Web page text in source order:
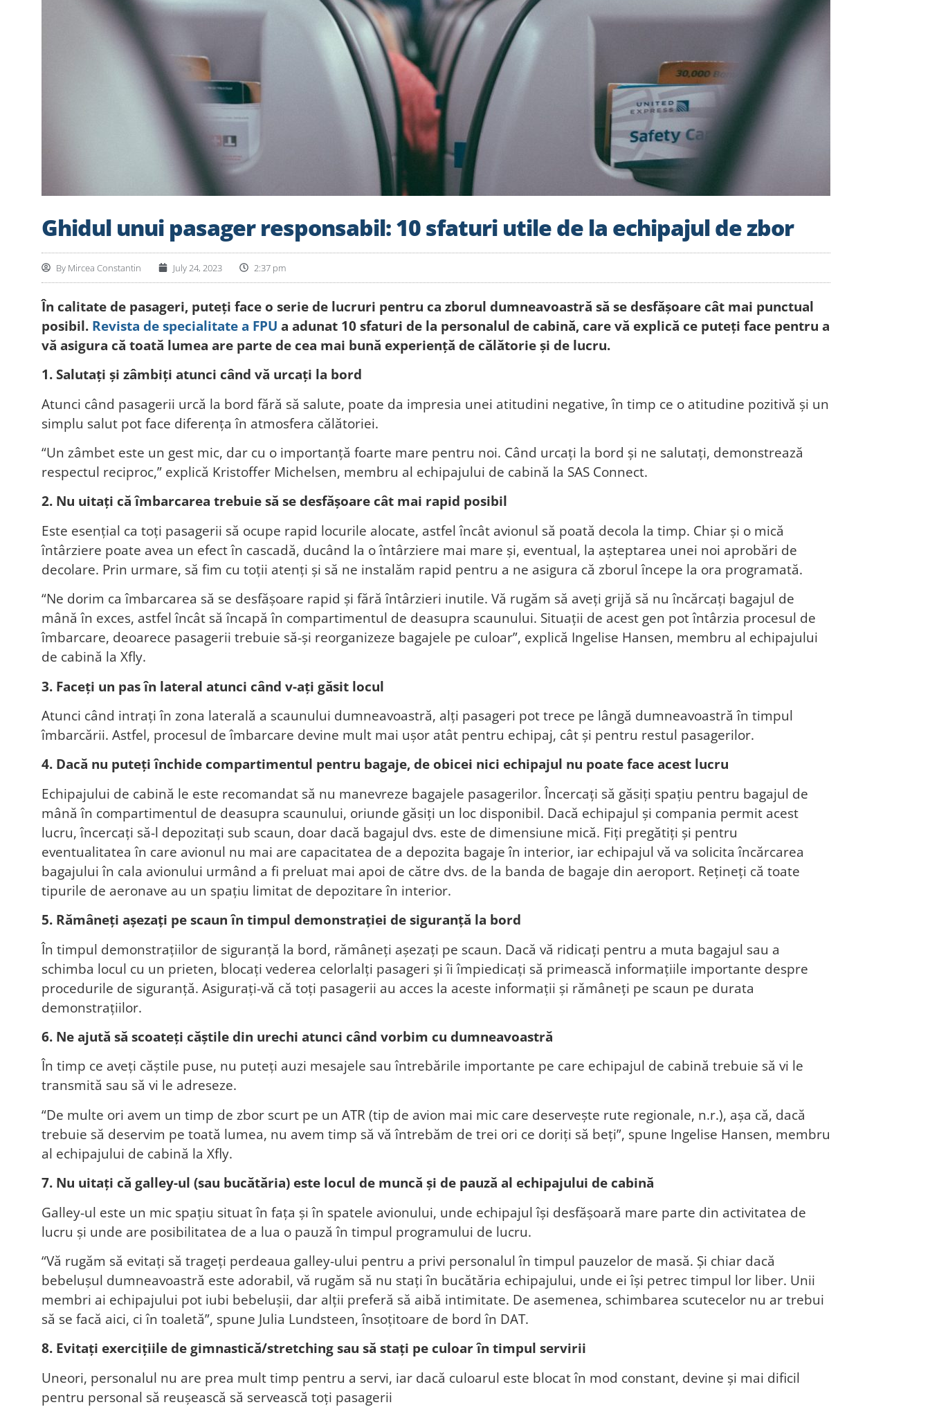
Ghidul unui pasager responsabil: 10 sfaturi utile de la echipajul de zbor
By Mircea Constantin July 24, 2023 2:37 pm
În calitate de pasageri, puteți face o serie de lucruri pentru ca zborul dumneavoastră să se desfășoare cât mai punctual
posibil. Revista de specialitate a FPU a adunat 10 sfaturi de la personalul de cabină, care vă explică ce puteți face pentru a
vă asigura că toată lumea are parte de cea mai bună experiență de călătorie și de lucru.
1. Salutați și zâmbiți atunci când vă urcați la bord
Atunci când pasagerii urcă la bord fără să salute, poate da impresia unei atitudini negative, în timp ce o atitudine pozitivă și un
simplu salut pot face diferența în atmosfera călătoriei.
“Un zâmbet este un gest mic, dar cu o importanță foarte mare pentru noi. Când urcați la bord și ne salutați, demonstrează
respectul reciproc,” explică Kristoffer Michelsen, membru al echipajului de cabină la SAS Connect.
2. Nu uitați că îmbarcarea trebuie să se desfășoare cât mai rapid posibil
Este esențial ca toți pasagerii să ocupe rapid locurile alocate, astfel încât avionul să poată decola la timp. Chiar și o mică
întârziere poate avea un efect în cascadă, ducând la o întârziere mai mare și, eventual, la așteptarea unei noi aprobări de
decolare. Prin urmare, să fim cu toții atenți și să ne instalăm rapid pentru a ne asigura că zborul începe la ora programată.
“Ne dorim ca îmbarcarea să se desfășoare rapid și fără întârzieri inutile. Vă rugăm să aveți grijă să nu încărcați bagajul de
mână în exces, astfel încât să încapă în compartimentul de deasupra scaunului. Situații de acest gen pot întârzia procesul de
îmbarcare, deoarece pasagerii trebuie să-și reorganizeze bagajele pe culoar”, explică Ingelise Hansen, membru al echipajului
de cabină la Xfly.
3. Faceți un pas în lateral atunci când v-ați găsit locul
Atunci când intrați în zona laterală a scaunului dumneavoastră, alți pasageri pot trece pe lângă dumneavoastră în timpul
îmbarcării. Astfel, procesul de îmbarcare devine mult mai ușor atât pentru echipaj, cât și pentru restul pasagerilor.
4. Dacă nu puteți închide compartimentul pentru bagaje, de obicei nici echipajul nu poate face acest lucru
Echipajului de cabină le este recomandat să nu manevreze bagajele pasagerilor. Încercați să găsiți spațiu pentru bagajul de
mână în compartimentul de deasupra scaunului, oriunde găsiți un loc disponibil. Dacă echipajul și compania permit acest
lucru, încercați să-l depozitați sub scaun, doar dacă bagajul dvs. este de dimensiune mică. Fiți pregătiți și pentru
eventualitatea în care avionul nu mai are capacitatea de a depozita bagaje în interior, iar echipajul vă va solicita încărcarea
bagajului în cala avionului urmând a fi preluat mai apoi de către dvs. de la banda de bagaje din aeroport. Rețineți că toate
tipurile de aeronave au un spațiu limitat de depozitare în interior.
5. Rămâneți așezați pe scaun în timpul demonstrației de siguranță la bord
În timpul demonstrațiilor de siguranță la bord, rămâneți așezați pe scaun. Dacă vă ridicați pentru a muta bagajul sau a
schimba locul cu un prieten, blocați vederea celorlalți pasageri și îi împiedicați să primească informațiile importante despre
procedurile de siguranță. Asigurați-vă că toți pasagerii au acces la aceste informații și rămâneți pe scaun pe durata
demonstrațiilor.
6. Ne ajută să scoateți căștile din urechi atunci când vorbim cu dumneavoastră
În timp ce aveți căștile puse, nu puteți auzi mesajele sau întrebările importante pe care echipajul de cabină trebuie să vi le
transmită sau să vi le adreseze.
“De multe ori avem un timp de zbor scurt pe un ATR (tip de avion mai mic care deservește rute regionale, n.r.), așa că, dacă
trebuie să deservim pe toată lumea, nu avem timp să vă întrebăm de trei ori ce doriți să beți”, spune Ingelise Hansen, membru
al echipajului de cabină la Xfly.
7. Nu uitați că galley-ul (sau bucătăria) este locul de muncă și de pauză al echipajului de cabină
Galley-ul este un mic spațiu situat în fața și în spatele avionului, unde echipajul își desfășoară mare parte din activitatea de
lucru și unde are posibilitatea de a lua o pauză în timpul programului de lucru.
“Vă rugăm să evitați să trageți perdeaua galley-ului pentru a privi personalul în timpul pauzelor de masă. Și chiar dacă
bebelușul dumneavoastră este adorabil, vă rugăm să nu stați în bucătăria echipajului, unde ei își petrec timpul lor liber. Unii
membri ai echipajului pot iubi bebelușii, dar alții preferă să aibă intimitate. De asemenea, schimbarea scutecelor nu ar trebui
să se facă aici, ci în toaletă”, spune Julia Lundsteen, însoțitoare de bord în DAT.
8. Evitați exercițiile de gimnastică/stretching sau să stați pe culoar în timpul servirii
Uneori, personalul nu are prea mult timp pentru a servi, iar dacă culoarul este blocat în mod constant, devine și mai dificil
pentru personal să reușească să servească toți pasagerii